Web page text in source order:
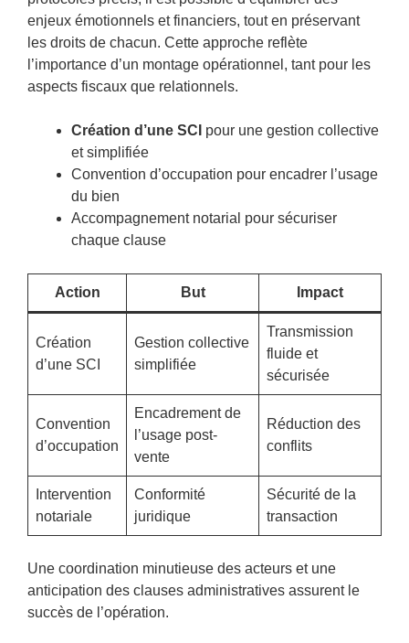
enjeux émotionnels et financiers, tout en préservant
les droits de chacun. Cette approche reflète
l’importance d’un montage opérationnel, tant pour les
aspects fiscaux que relationnels.
Création d’une SCI pour une gestion collective
et simplifiée
Convention d’occupation pour encadrer l’usage
du bien
Accompagnement notarial pour sécuriser
chaque clause
Action But Impact
Création
d’une SCI
Gestion collective
simplifiée
Transmission
fluide et
sécurisée
Convention
d’occupation
Encadrement de
l’usage post-
vente
Réduction des
conflits
Intervention
notariale
Conformité
juridique
Sécurité de la
transaction
Une coordination minutieuse des acteurs et une
anticipation des clauses administratives assurent le
succès de l’opération.